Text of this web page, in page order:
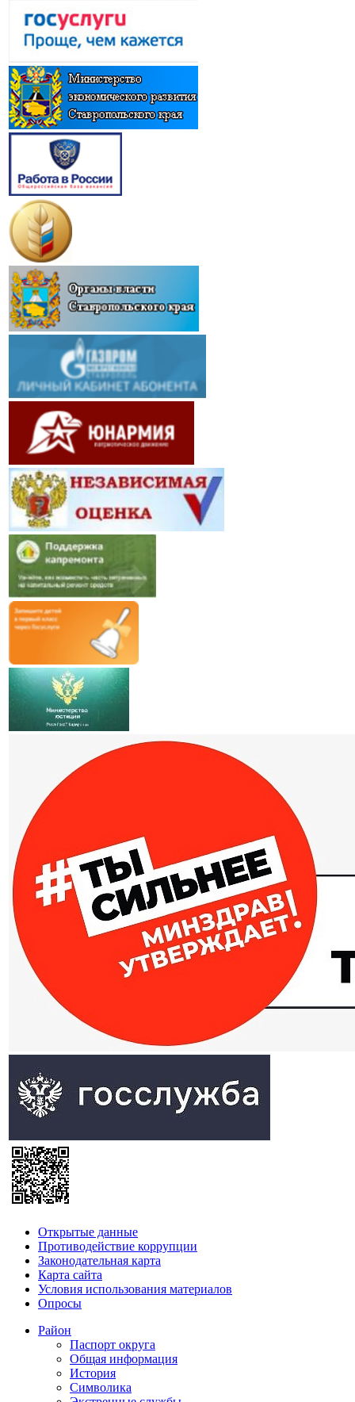
Открытые данные
Противодействие коррупции
Законодательная карта
Карта сайта
Условия использования материалов
Опросы
Район
Паспорт округа
Общая информация
История
Символика